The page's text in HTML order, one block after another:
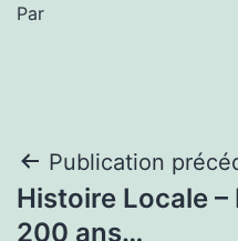
Par
Navigation
de
Publication
Histoire Locale –
200 ans…